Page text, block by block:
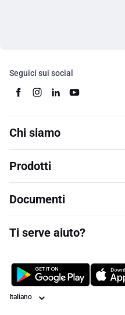
Seguici sui social
Chi siamo
Prodotti
Documenti
Ti serve aiuto?
Lingua